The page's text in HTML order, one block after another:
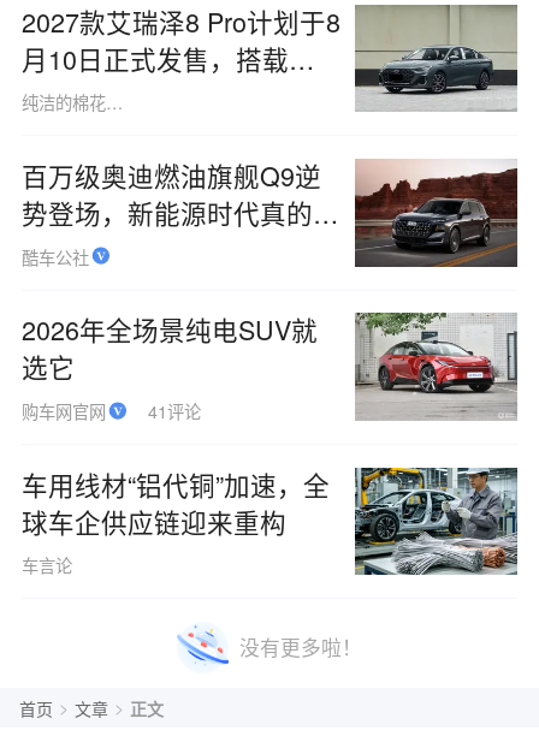
2027款艾瑞泽8 Pro计划于8
月10日正式发售，搭载
8255芯片及猎鹰500，令人
纯洁的棉花糖小鹿1446
百万级奥迪燃油旗舰Q9逆
势登场，新能源时代真的有
人买单吗
酷车公社
2026年全场景纯电SUV就
选它
购车网官网 41评论
车用线材“铝代铜”加速，全
球车企供应链迎来重构
车言论
没有更多啦！
首页 > 文章 > 正文